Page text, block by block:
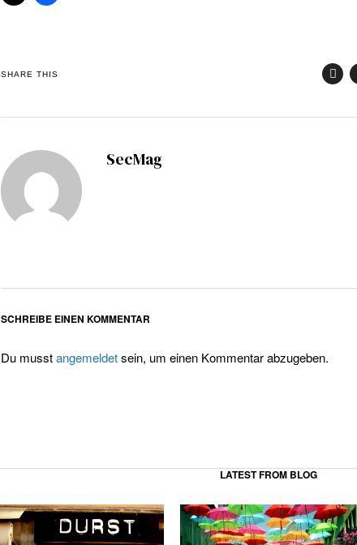
SHARE THIS
SecMag
SCHREIBE EINEN KOMMENTAR
Du musstangemeldetsein, um einen Kommentar abzugeben.
LATEST FROM BLOG